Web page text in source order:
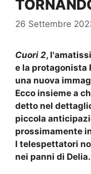
26 Settembre
Cuori 2,
e la protagonista
una nuova
Ecco insieme a
detto nel
piccola
prossimamente
I telespettatori
nei panni di Delia.